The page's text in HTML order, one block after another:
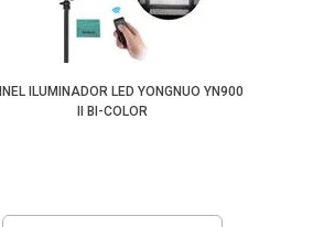
ILUMINADOR LED YONGNUO YN900
II BI-COLOR